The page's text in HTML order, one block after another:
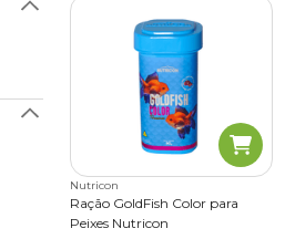
Nutricon
Ração GoldFish Color para
Peixes Nutricon